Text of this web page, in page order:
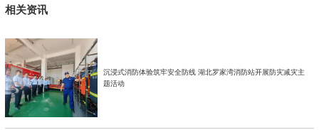
相关资讯
沉浸式消防体验筑牢安全防线 湖北罗家湾消防站开展防灾减灾主
题活动